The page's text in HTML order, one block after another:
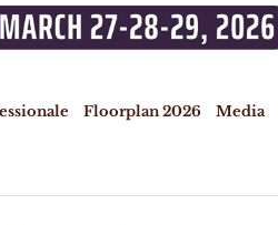
Floorplan 2026 Media